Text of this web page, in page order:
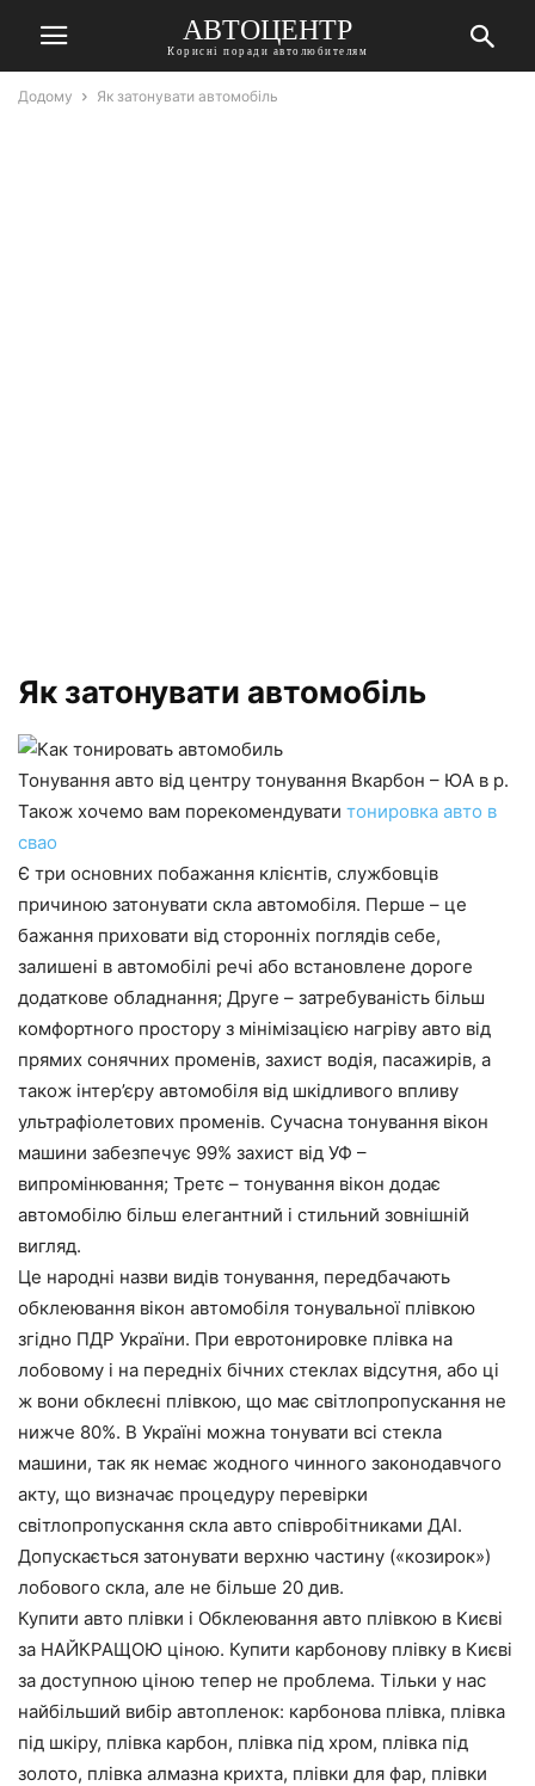
АВТОЦЕНТР
Корисні поради автолюбителям
Додому Як затонувати автомобіль
Як затонувати автомобіль
Тонування авто від центру тонування Вкарбон – ЮА в р.
Також хочемо вам порекомендувати тонировка авто в
свао
Є три основних побажання клієнтів, службовців
причиною затонувати скла автомобіля. Перше – це
бажання приховати від сторонніх поглядів себе,
залишені в автомобілі речі або встановлене дороге
додаткове обладнання; Друге – затребуваність більш
комфортного простору з мінімізацією нагріву авто від
прямих сонячних променів, захист водія, пасажирів, а
також інтер’єру автомобіля від шкідливого впливу
ультрафіолетових променів. Сучасна тонування вікон
машини забезпечує 99% захист від УФ –
випромінювання; Третє – тонування вікон додає
автомобілю більш елегантний і стильний зовнішній
вигляд.
Це народні назви видів тонування, передбачають
обклеювання вікон автомобіля тонувальної плівкою
згідно ПДР України. При евротонировке плівка на
лобовому і на передніх бічних стеклах відсутня, або ці
ж вони обклеєні плівкою, що має світлопропускання не
нижче 80%. В Україні можна тонувати всі стекла
машини, так як немає жодного чинного законодавчого
акту, що визначає процедуру перевірки
світлопропускання скла авто співробітниками ДАІ.
Допускається затонувати верхню частину («козирок»)
лобового скла, але не більше 20 див.
Купити авто плівки і Обклеювання авто плівкою в Києві
за НАЙКРАЩОЮ ціною. Купити карбонову плівку в Києві
за доступною ціною тепер не проблема. Тільки у нас
найбільший вибір автопленок: карбонова плівка, плівка
під шкіру, плівка карбон, плівка під хром, плівка під
золото, плівка алмазна крихта, плівки для фар, плівки